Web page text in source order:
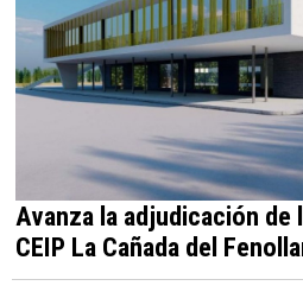
Avanza la adjudicación
CEIP La Cañada del